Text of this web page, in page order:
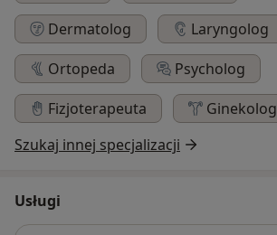
Dermatolog
Laryngolog
Ortopeda
Psycholog
Fizjoterapeuta
Ginekolog
Szukaj innej specjalizacji
Usługi